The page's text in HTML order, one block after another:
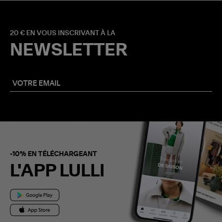
20 € EN VOUS INSCRIVANT À LA
NEWSLETTER
-10% EN TÉLÉCHARGEANT
L'APP LULLI